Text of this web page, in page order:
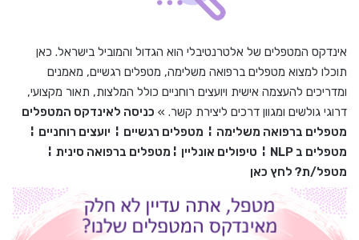
אינדקס המטפלים של אלטרנטיבלי הוא הגדול והמוביל בישראל. כאן
תוכלו למצוא מטפלים ברפואה משלימה, מטפלים רגשיים, מאמנים
ומדריכים להעצמה אישית ויועצים רוחניים כולל המלצות, תאור מקצועי,
דרוגי גולשים ומגוון דרכים ליצירת קשר. » כניסה לאינדקס המטפלים
מטפלים ברפואה משלימה ¦ מטפלים רגשיים ¦ יועצים רוחניים ¦
מטפלים ב NLP
¦ טיפולים אונליין ¦ מטפלים ברפואה סינית ¦
מטפל/ת? לחץ כאן